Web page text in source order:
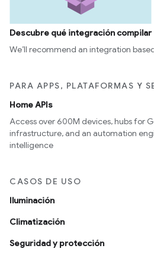
Descubre qué integración compilar
We’ll recommend an integration
PARA APPS, PLATAFORMAS Y
Home APIs
Access over 600M devices, hubs for
infrastructure, and an automation
intelligence
CASOS DE USO
Iluminación
Climatización
Seguridad y protección